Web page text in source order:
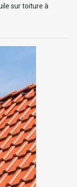
sur toiture à